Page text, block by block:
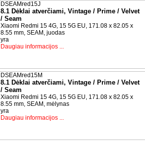
DSEAMred15J
8.1 Dėklai atverčiami, Vintage / Prime / Velvet
/ Seam
Xiaomi Redmi 15 4G, 15 5G EU, 171.08 x 82.05 x
8.55 mm, SEAM, juodas
yra
Daugiau informacijos ...
DSEAMred15M
8.1 Dėklai atverčiami, Vintage / Prime / Velvet
/ Seam
Xiaomi Redmi 15 4G, 15 5G EU, 171.08 x 82.05 x
8.55 mm, SEAM, mėlynas
yra
Daugiau informacijos ...